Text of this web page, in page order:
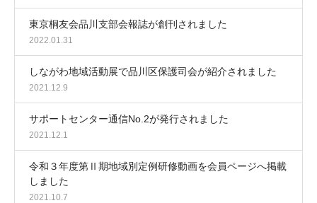
東京桐友会品川支部会報誌が創刊されました
2022.01.31
しながわ地域活動展で品川区保護司会が紹介されました
2021.12.9
サポートセンター通信No.2が発行されました
2021.12.1
令和３年度第Ⅱ期地域別定例研修動画を会員ページへ掲載
しました
2021.10.7